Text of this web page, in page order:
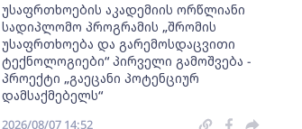
უსაფრთხოების აკადემიის ორწლიანი
სადიპლომო პროგრამის „შრომის
უსაფრთხოება და გარემოსდაცვითი
ტექნოლოგიები“ პირველი გამოშვება -
პროექტი „გაეცანი პოტენციურ
დამსაქმებელს“
2026/08/07 14:52